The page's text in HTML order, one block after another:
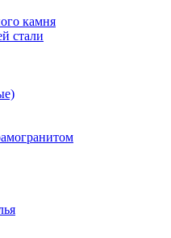
камня
стали